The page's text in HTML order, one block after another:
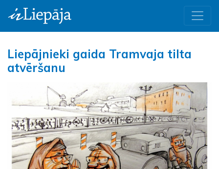
Liepājnieki gaida Tramvaja tilta
atvēršanu